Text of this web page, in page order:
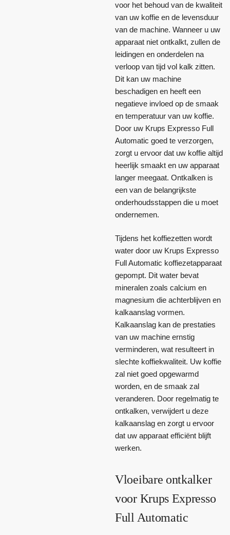
voor het behoud van de kwaliteit
van uw koffie en de levensduur
van de machine. Wanneer u uw
apparaat niet ontkalkt, zullen de
leidingen en onderdelen na
verloop van tijd vol kalk zitten.
Dit kan uw machine
beschadigen en heeft een
negatieve invloed op de smaak
en temperatuur van uw koffie.
Door uw Krups Expresso Full
Automatic goed te verzorgen,
zorgt u ervoor dat uw koffie altijd
heerlijk smaakt en uw apparaat
langer meegaat. Ontkalken is
een van de belangrijkste
onderhoudsstappen die u moet
ondernemen.
Tijdens het koffiezetten wordt
water door uw Krups Expresso
Full Automatic koffiezetapparaat
gepompt. Dit water bevat
mineralen zoals calcium en
magnesium die achterblijven en
kalkaanslag vormen.
Kalkaanslag kan de prestaties
van uw machine ernstig
verminderen, wat resulteert in
slechte koffiekwaliteit. Uw koffie
zal niet goed opgewarmd
worden, en de smaak zal
veranderen. Door regelmatig te
ontkalken, verwijdert u deze
kalkaanslag en zorgt u ervoor
dat uw apparaat efficiënt blijft
werken.
Vloeibare ontkalker
voor Krups Expresso
Full Automatic